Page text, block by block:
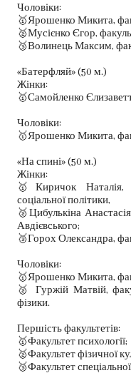
Чоловіки:
🥇Ярошенко Микита,
🥈Мусієнко Єгор,
🥉Волинець Максим,
«Батерфляй» (50 м.)
Жінки:
🥇Самойленко
Чоловіки:
🥇Ярошенко Микита,
«На спині» (50 м.)
Жінки:
🥇Киричок Наталія,
соціальної політики,
🥈Цибулькіна
Авдієвського;
🥉Горох Олександра,
Чоловіки:
🥇Ярошенко Микита,
🥈 Гуржій Матвій,
фізики.
Першість факультетів:
🥇Факультет психології;
🥈Факультет фізичної
🥉Факультет